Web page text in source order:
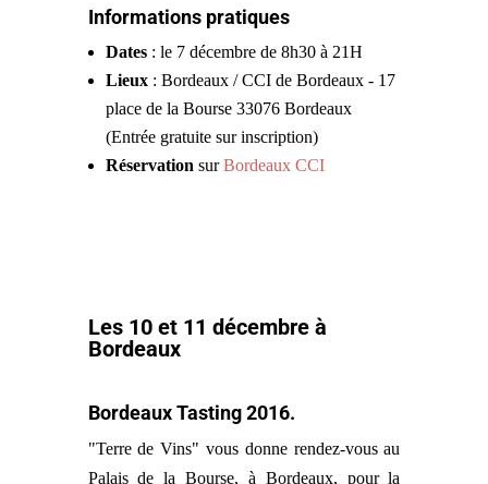
Informations pratiques
Dates: le 7 décembre de 8h30 à 21H
Lieux: Bordeaux / CCI de Bordeaux - 17
place de la Bourse 33076 Bordeaux
(Entrée gratuite sur inscription)
Réservation surBordeaux CCI
Les 10 et 11 décembre à
Bordeaux
Bordeaux Tasting 2016.
"Terre de Vins" vous donne rendez-vous au
Palais de la Bourse, à Bordeaux, pour la